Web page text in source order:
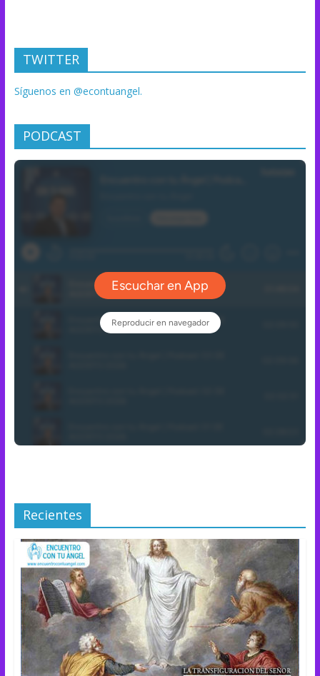
TWITTER
Síguenos en @econtuangel.
PODCAST
Recientes